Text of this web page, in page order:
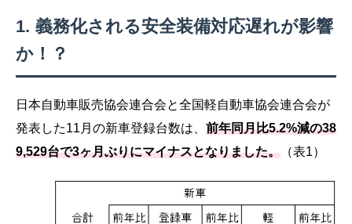
義務化される安全装備対応遅れが影響
か！？
日本自動車販売協会連合会と全国軽自動車協会連合会が
発表した11月の新車登録台数は、 前年同月比5.2%減の38
9,529台で3ヶ月ぶりにマイナスとなりました。 （表1）